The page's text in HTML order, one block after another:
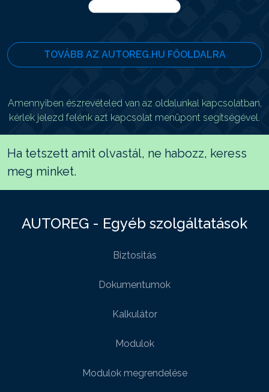
TOVÁBB AZ AUTOREG.HU FŐOLDALRA
Amennyiben észrevételed van az oldalunkal kapcsolatban,
kérlek jelezd felénk azt kapcsolat menüpont segítségével.
Ha tetszett amit olvastál, ne habozz, keress
meg minket.
AUTOREG - Egyéb szolgáltatások
Biztositás
Dokumentumok
Kalkulátor
Modulok
Modulok megrendelése